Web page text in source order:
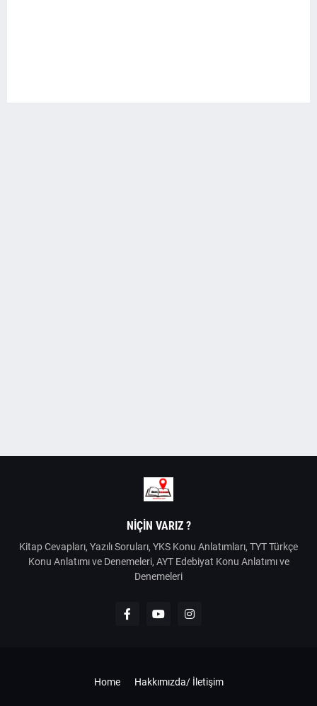
NIÇIN VARIZ ?
Kitap Cevapları, Yazılı Soruları, YKS Konu Anlatımları, TYT Türkçe
Konu Anlatımı ve Denemeleri, AYT Edebiyat Konu Anlatımı ve
Denemeleri
Home Hakkımızda/ İletişim